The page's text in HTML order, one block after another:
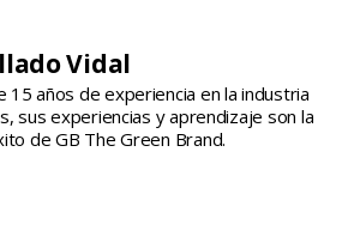
Vidal
15 años de experiencia en la industria
sus experiencias y aprendizaje son la
de GB The Green Brand.